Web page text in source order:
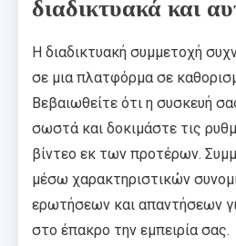
διαδικτυακά και
Η διαδικτυακή συμμετοχή
σε μια πλατφόρμα σε
Βεβαιωθείτε ότι η συσκευή
σωστά και δοκιμάστε τις
βίντεο εκ των προτέρων.
μέσω χαρακτηριστικών
ερωτήσεων και απαντήσεων
στο έπακρο την εμπειρία σας.